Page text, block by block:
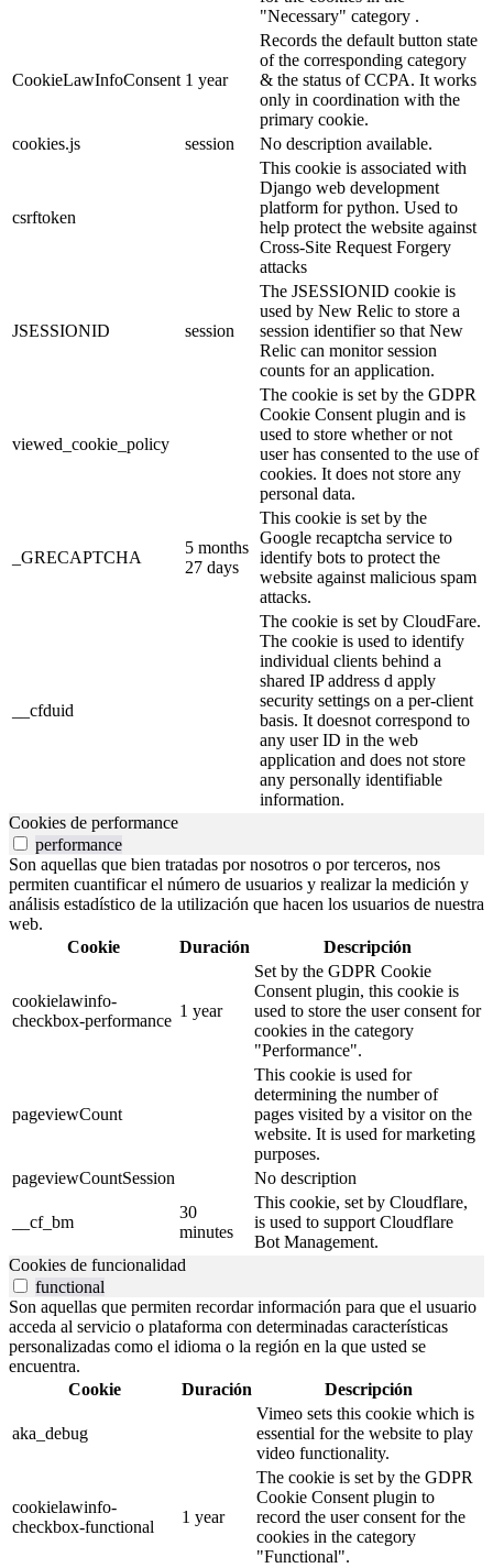
"Necessary" category .
CookieLawInfoConsent 1 year
Records the default button state
of the corresponding category
& the status of CCPA. It works
only in coordination with the
primary cookie.
cookies.js
session No description available.
csrftoken
This cookie is associated with
Django web development
platform for python. Used to
help protect the website against
Cross-Site Request Forgery
attacks
JSESSIONID session
The JSESSIONID cookie is
used by New Relic to store a
session identifier so that New
Relic can monitor session
counts for an application.
viewed_cookie_policy
The cookie is set by the GDPR
Cookie Consent plugin and is
used to store whether or not
user has consented to the use of
cookies. It does not store any
personal data.
_GRECAPTCHA
5 months
27 days
This cookie is set by the
Google recaptcha service to
identify bots to protect the
website against malicious spam
attacks.
__cfduid
The cookie is set by CloudFare.
The cookie is used to identify
individual clients behind a
shared IP address d apply
security settings on a per-client
basis. It doesnot correspond to
any user ID in the web
application and does not store
any personally identifiable
information.
Cookies de performance
performance
Son aquellas que bien tratadas por nosotros o por terceros, nos
permiten cuantificar el número de usuarios y realizar la medición y
análisis estadístico de la utilización que hacen los usuarios de nuestra
web.
Cookie
Duración Descripción
cookielawinfo-
checkbox-performance
1 year
Set by the GDPR Cookie
Consent plugin, this cookie is
used to store the user consent for
cookies in the category
"Performance".
pageviewCount
This cookie is used for
determining the number of
pages visited by a visitor on the
website. It is used for marketing
purposes.
pageviewCountSession
No description
__cf_bm
30
minutes
This cookie, set by Cloudflare,
is used to support Cloudflare
Bot Management.
Cookies de funcionalidad
functional
Son aquellas que permiten recordar información para que el usuario
acceda al servicio o plataforma con determinadas características
personalizadas como el idioma o la región en la que usted se
encuentra.
Cookie
Duración Descripción
aka_debug
Vimeo sets this cookie which is
essential for the website to play
video functionality.
cookielawinfo-
checkbox-functional
1 year
The cookie is set by the GDPR
Cookie Consent plugin to
record the user consent for the
cookies in the category
"Functional".